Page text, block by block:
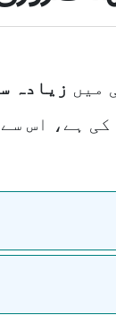
میں زیادہ
ہے، اس